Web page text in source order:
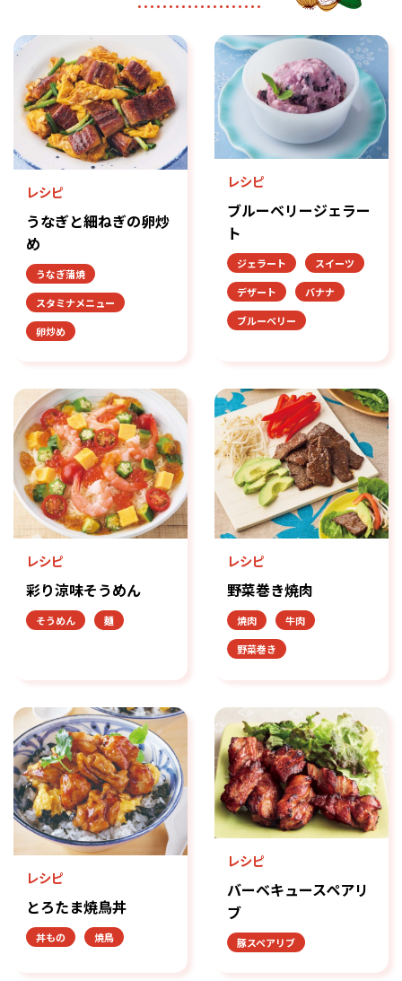
レシピ
うなぎと細ねぎの卵炒
め
うなぎ蒲焼
スタミナメニュー
卵炒め
レシピ
ブルーベリージェラー
ト
ジェラート
スイーツ
デザート
バナナ
ブルーベリー
レシピ
彩り涼味そうめん
そうめん 麺
レシピ
野菜巻き焼肉
焼肉
牛肉
野菜巻き
レシピ
とろたま焼鳥丼
丼もの 焼鳥
レシピ
バーベキュースペアリ
ブ
豚スペアリブ